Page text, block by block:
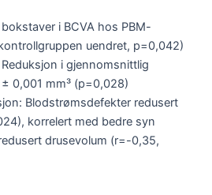
i BCVA hos PBM-
uendret, p=0,042)
i gjennomsnittlig
0,001 mm³ (p=0,028)
Blodstrømsdefekter redusert
korrelert med bedre syn
drusevolum (r=-0,35,